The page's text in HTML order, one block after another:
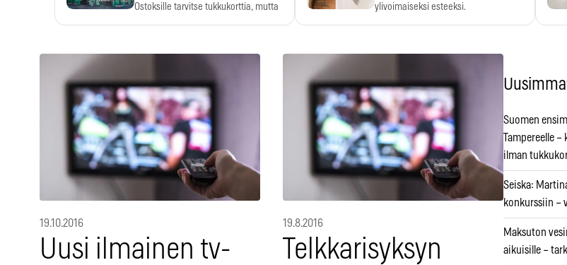
Ostoksille tarvitse tukkukorttia, mutta
ylivoimaiseksi esteeksi.
19.10.2016
Uusi ilmainen tv-
19.8.2016
Telkkarisyksyn
Suomen
Tampereelle –
ilman
Seiska:
konkurssiin –
Maksuton
aikuisille –